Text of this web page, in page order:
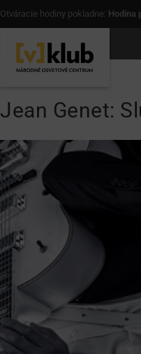
Otváracie hodiny pokladne: Hodina
Jean Genet: